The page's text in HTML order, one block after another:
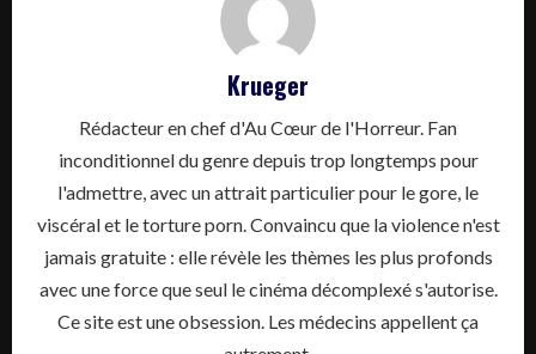
Krueger
Rédacteur en chef d'Au Cœur de l'Horreur. Fan
inconditionnel du genre depuis trop longtemps pour
l'admettre, avec un attrait particulier pour le gore, le
viscéral et le torture porn. Convaincu que la violence n'est
jamais gratuite : elle révèle les thèmes les plus profonds
avec une force que seul le cinéma décomplexé s'autorise.
Ce site est une obsession. Les médecins appellent ça